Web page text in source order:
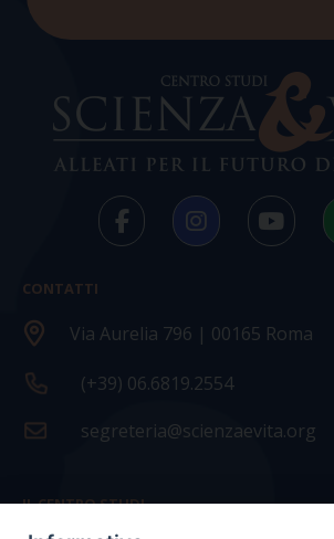
CONTATTI
Via Aurelia 796 | 00165 Roma
(+39) 06.6819.2554
segreteria@scienzaevita.org
IL CENTRO STUDI